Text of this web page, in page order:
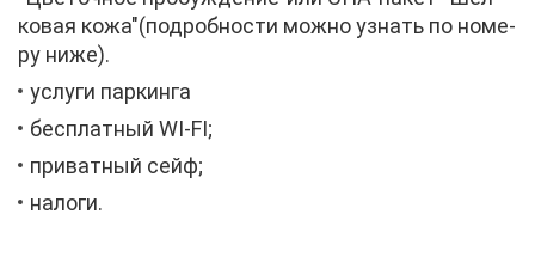
ко­вая ко­жа"(по­дроб­но­сти мож­но узнать по но­ме­
ру ни­же).
услу­ги пар­кин­га
бес­плат­ный WI-FI;
при­ват­ный сейф;
на­ло­ги.